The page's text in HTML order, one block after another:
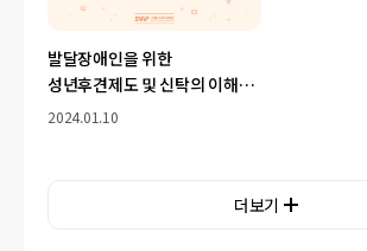
발달장애인을 위한
성년후견제도 및 신탁의 이해와
활용
2024.01.10
더보기